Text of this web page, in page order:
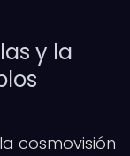
y la
cosmovisión